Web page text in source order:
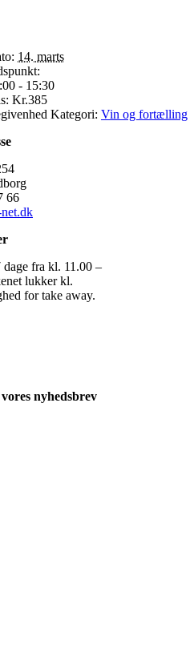
14. marts
- 15:30
Kr.385
Kategori: Vin og fortælling
66
dage fra kl. 11.00 –
lukker kl.
for take away.
nyhedsbrev